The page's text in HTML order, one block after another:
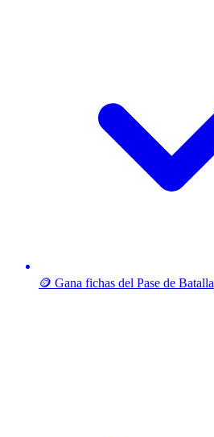
🪙 Gana fichas del Pase de Batalla